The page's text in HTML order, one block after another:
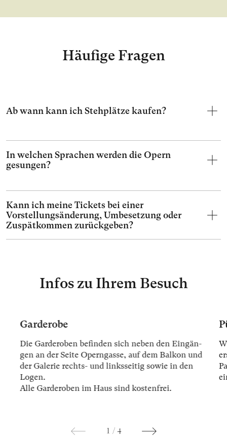
Häufige Fragen
Ab wann kann ich Stehplätze kaufen?
In welchen Sprachen werden die Opern
gesungen?
Kann ich meine Tickets bei einer
Vorstellungsänderung, Umbesetzung oder
Zuspätkommen zurückgeben?
Infos zu Ihrem Besuch
Garderobe
Die Gar­der­oben be­fin­den sich ne­ben den Ein­gän­
gen an der Sei­te Opern­gas­se, auf dem Bal­kon und
der Ga­le­rie rechts- und links­sei­tig so­wie in den
Lo­gen.
Alle Gar­der­oben im Haus sind kos­ten­frei.
1 / 4